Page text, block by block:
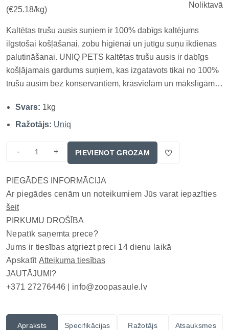
(€25.18/kg)
Noliktavā
Kaltētas trušu ausis suņiem ir 100% dabīgs kaltējums
ilgstošai košļāšanai, zobu higiēnai un jutīgu suņu ikdienas
palutināšanai. UNIQ PETS kaltētas trušu ausis ir dabīgs
košļājamais gardums suņiem, kas izgatavots tikai no 100%
trušu ausīm bez konservantiem, krāsvielām un mākslīgām
uzturēt zobu un smaganu veselību, kā arī apmierina suņa
dabisko...
Svars: 1kg
Ražotājs: Uniq
- + PIEVIENOT GROZAM
PIEGĀDES INFORMĀCIJA
Ar piegādes cenām un noteikumiem Jūs varat iepazīties
šeit
PIRKUMU DROŠĪBA
Nepatīk saņemta prece?
Jums ir tiesības atgriezt preci 14 dienu laikā
Apskatīt Atteikuma tiesības
JAUTĀJUMI?
+371 27276446 | info@zoopasaule.lv
Apraksts Specifikācijas Ražotājs Atsauksmes